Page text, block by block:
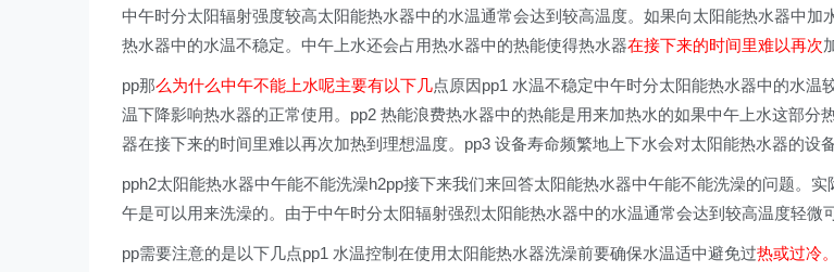
中午时分太阳辐射强度较高太阳能热水器中的水温通常会达到较高温度。如果向太阳能热水器中加
热水器中的水温不稳定。中午上水还会占用热水器中的热能使得热水器在接下来的时间里难以再次
pp那么为什么中午不能上水呢主要有以下几点原因pp1 水温不稳定中午时分太阳能热水器中的水温
温下降影响热水器的正常使用。pp2 热能浪费热水器中的热能是用来加热水的如果中午上水这部分
器在接下来的时间里难以再次加热到理想温度。pp3 设备寿命频繁地上下水会对太阳能热水器的设
pph2太阳能热水器中午能不能洗澡h2pp接下来我们来回答太阳能热水器中午能不能洗澡的问题。实
午是可以用来洗澡的。由于中午时分太阳辐射强烈太阳能热水器中的水温通常会达到较高温度轻微
pp需要注意的是以下几点pp1 水温控制在使用太阳能热水器洗澡前要确保水温适中避免过热或过冷